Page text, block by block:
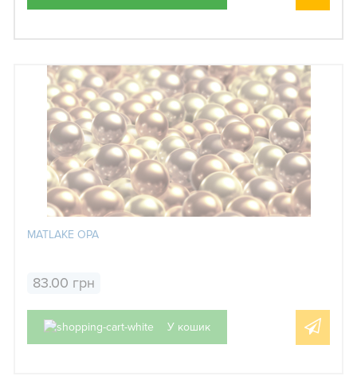
MATLAKE OPA
83.00 грн
У кошик